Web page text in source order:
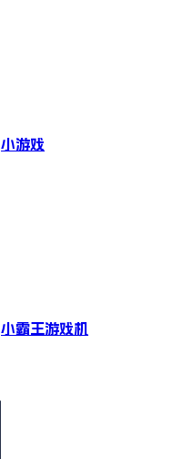
小游戏
小霸王游戏机